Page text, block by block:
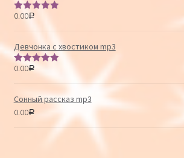
Оценка
0.00Р
Девчонка с хвостиком mp3
Оценка
0.00Р
Сонный рассказ mp3
0.00Р